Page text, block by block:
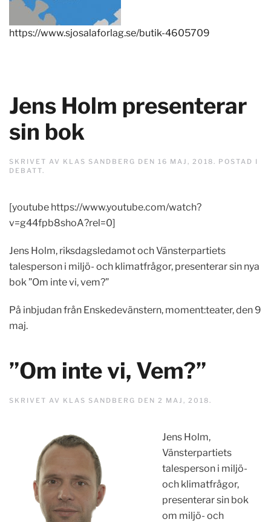
https://www.sjosalaforlag.se/butik-4605709
Jens Holm presenterar
sin bok
SKRIVET AV KLAS SANDBERG DEN 16 MAJ, 2018. POSTAD I
DEBATT.
[youtube https://www.youtube.com/watch?
v=g44fpb8shoA?rel=0]
Jens Holm, riksdagsledamot och Vänsterpartiets
talesperson i miljö- och klimatfrågor, presenterar sin nya
bok ”Om inte vi, vem?”
På inbjudan från Enskedevänstern, moment:teater, den 9
maj.
”Om inte vi, Vem?”
SKRIVET AV KLAS SANDBERG DEN 2 MAJ, 2018.
Jens Holm,
Vänsterpartiets
talesperson i miljö-
och klimatfrågor,
presenterar sin bok
om miljö- och